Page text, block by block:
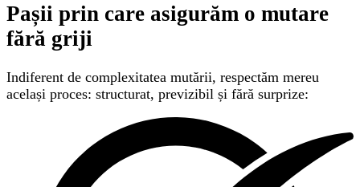
Pașii prin care asigurăm o mutare
fără griji
Indiferent de complexitatea mutării, respectăm mereu
același proces: structurat, previzibil și fără surprize: